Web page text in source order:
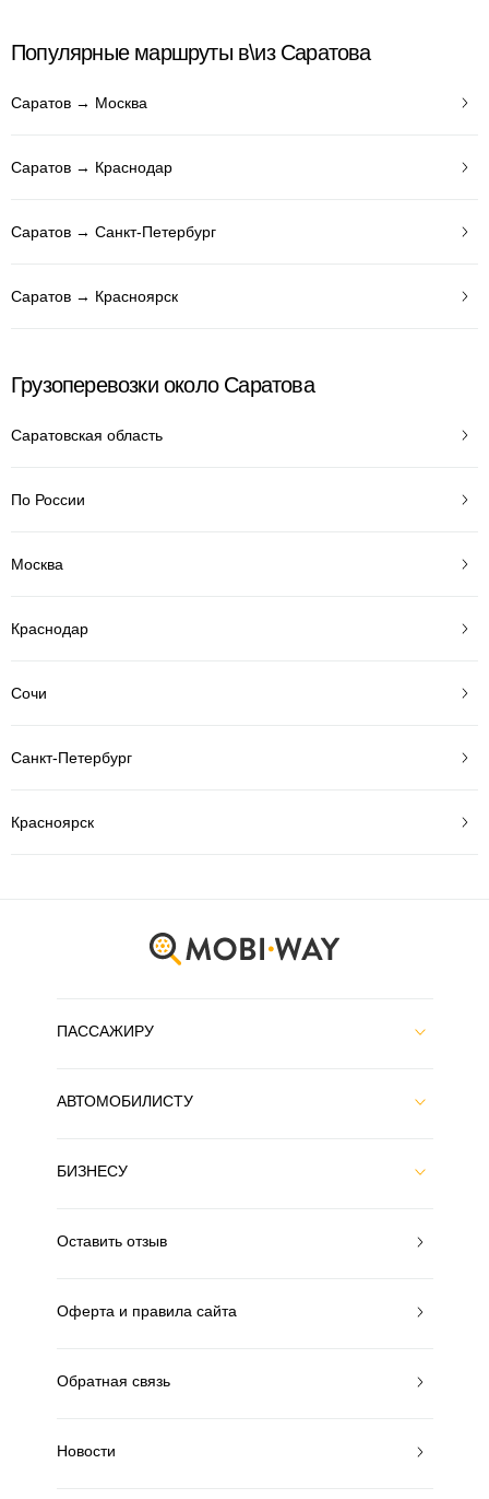
Популярные маршруты в\из Саратова
Саратов → Москва
Саратов → Краснодар
Саратов → Санкт-Петербург
Саратов → Красноярск
Грузоперевозки около Саратова
Саратовская область
По России
Москва
Краснодар
Сочи
Санкт-Петербург
Красноярск
ПАССАЖИРУ
АВТОМОБИЛИСТУ
БИЗНЕСУ
Оставить отзыв
Оферта и правила сайта
Обратная связь
Новости